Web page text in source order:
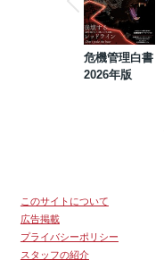
危機管理白書
2026年版
このサイトについて
広告掲載
プライバシーポリシー
スタッフの紹介